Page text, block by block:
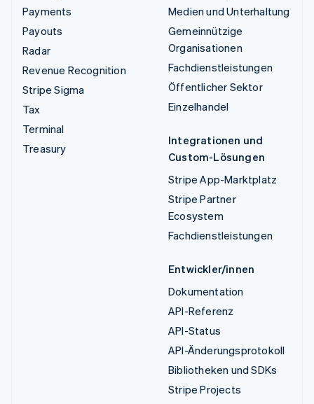
Payments
Payouts
Radar
Revenue Recognition
Stripe Sigma
Tax
Terminal
Treasury
Medien und Unterhaltung
Gemeinnützige
Organisationen
Fachdienstleistungen
Öffentlicher Sektor
Einzelhandel
Integrationen und
Custom-Lösungen
Stripe App-Marktplatz
Stripe Partner
Ecosystem
Fachdienstleistungen
Entwickler/innen
Dokumentation
API-Referenz
API-Status
API-Änderungsprotokoll
Bibliotheken und SDKs
Stripe Projects